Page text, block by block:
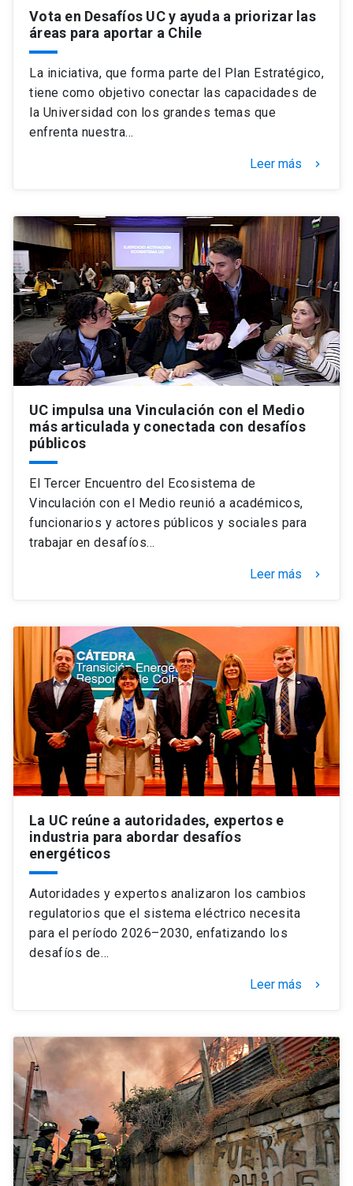
Personal
Alumni
Padres y familia
Mi Cuenta UC launch
Correo UC
Mi Portal UC launch
Medios Biblioteca
Vota en Desafíos UC y ayuda a priorizar las
áreas para aportar a Chile
La iniciativa, que forma parte del Plan Estratégico,
tiene como objetivo conectar las capacidades de
la Universidad con los grandes temas que
enfrenta nuestra…
Leer más keyboard_arrow_right
UC impulsa una Vinculación con el Medio
más articulada y conectada con desafíos
públicos
El Tercer Encuentro del Ecosistema de
Vinculación con el Medio reunió a académicos,
funcionarios y actores públicos y sociales para
trabajar en desafíos…
Leer más keyboard_arrow_right
La UC reúne a autoridades, expertos e
industria para abordar desafíos
energéticos
Autoridades y expertos analizaron los cambios
regulatorios que el sistema eléctrico necesita
para el período 2026–2030, enfatizando los
desafíos de…
Leer más keyboard_arrow_right